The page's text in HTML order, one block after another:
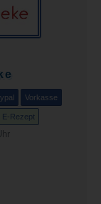
Vorkasse
E-Rezept